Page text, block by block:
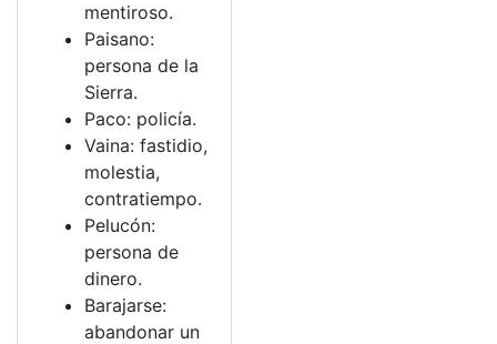
mentiroso.
Paisano:
persona de la
Sierra.
Paco: policía.
Vaina: fastidio,
molestia,
contratiempo.
Pelucón:
persona de
dinero.
Barajarse:
abandonar un